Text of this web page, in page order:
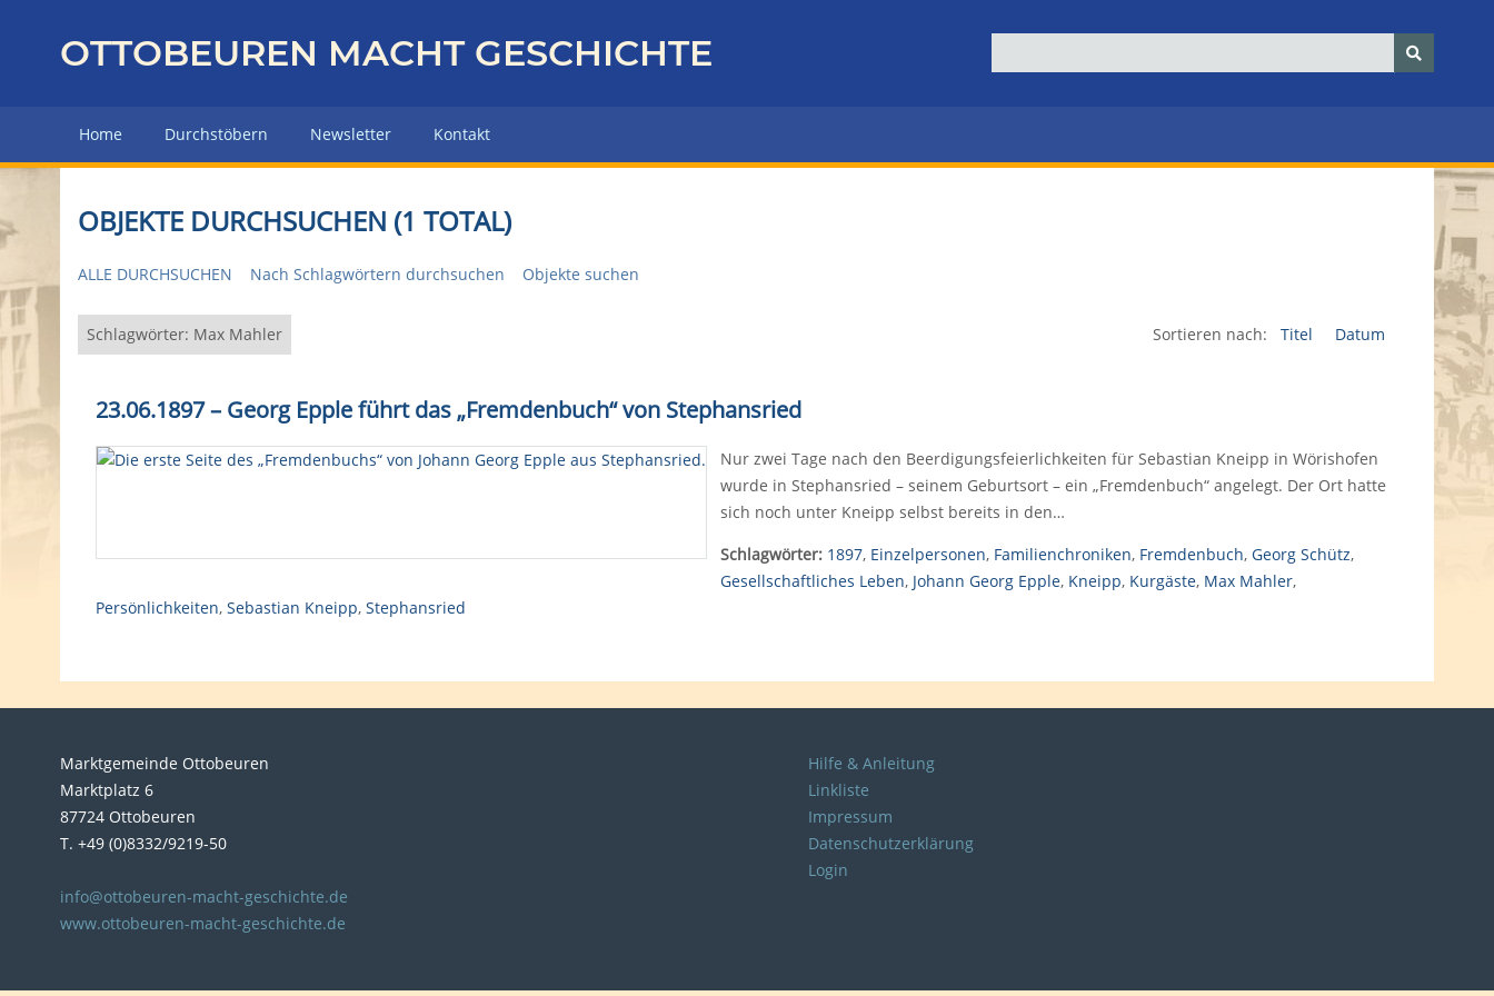
z
r
H
u
p
e
OTTOBEUREN MACHT GESCHICHTE
Home Durchstöbern Newsletter Kontakt
OBJEKTE DURCHSUCHEN (1 TOTAL)
ALLE DURCHSUCHEN Nach Schlagwörtern durchsuchen Objekte suchen
Schlagwörter: Max Mahler Sortieren nach: Titel Datum
23.06.1897 – Georg Epple führt das „Fremdenbuch“ von Stephansried
Nur zwei Tage nach den Beerdigungsfeierlichkeiten für Sebastian Kneipp in Wörishofen
wurde in Stephansried – seinem Geburtsort – ein „Fremdenbuch“ angelegt. Der Ort hatte
sich noch unter Kneipp selbst bereits in den…
Schlagwörter: 1897, Einzelpersonen, Familienchroniken, Fremdenbuch, Georg Schütz,
Gesellschaftliches Leben, Johann Georg Epple, Kneipp, Kurgäste, Max Mahler,
Persönlichkeiten, Sebastian Kneipp, Stephansried
Marktgemeinde Ottobeuren
Marktplatz 6
87724 Ottobeuren
T. +49 (0)8332/9219-50
info@ottobeuren-macht-geschichte.de
www.ottobeuren-macht-geschichte.de
Hilfe & Anleitung
Linkliste
Impressum
Datenschutzerklärung
Login